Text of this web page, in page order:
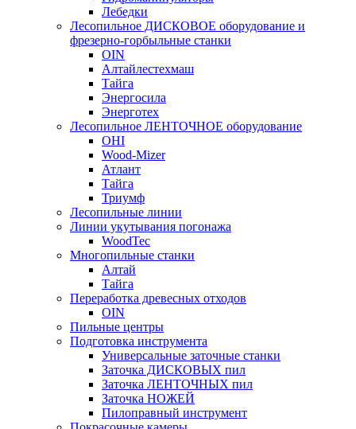
Лебедки
Лесопильное ДИСКОВОЕ оборудование и
фрезерно-горбыльные станки
OIN
Алтайлестехмаш
Тайга
Энергосила
Энерготех
Лесопильное ЛЕНТОЧНОЕ оборудование
OHI
Wood-Mizer
Атлант
Тайга
Триумф
Лесопильные линии
Линии укутывания погонажа
WoodTec
Многопильные станки
Алтай
Тайга
Переработка древесных отходов
OIN
Пильные центры
Подготовка инструмента
Универсальные заточные станки
Заточка ДИСКОВЫХ пил
Заточка ЛЕНТОЧНЫХ пил
Заточка НОЖЕЙ
Пилоправный инструмент